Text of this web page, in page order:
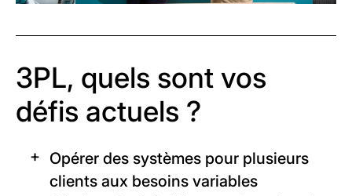
3PL, quels sont vos
défis actuels ?
Opérer des systèmes pour plusieurs
clients aux besoins variables